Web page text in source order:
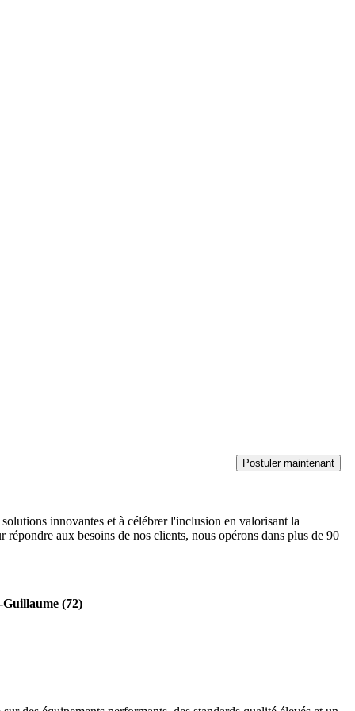
innovantes et à célébrer l'inclusion en valorisant la
aux besoins de nos clients, nous opérons dans plus de 90
Guillaume (72)